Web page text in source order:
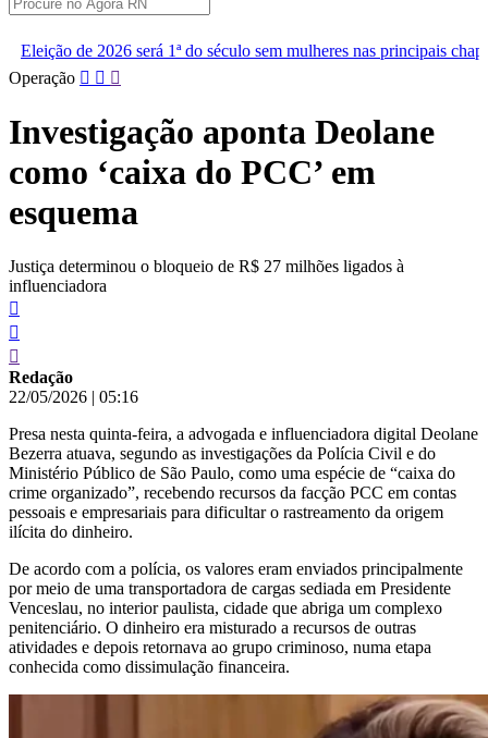
do século sem mulheres nas principais chapas
Renan diz que
Pular
para
conteúdo
Operação
Investigação aponta Deolane
como ‘caixa do PCC’ em
esquema
Justiça determinou o bloqueio de R$ 27 milhões ligados à
influenciadora
Redação
22/05/2026 | 05:16
Presa nesta quinta-feira, a advogada e influenciadora digital Deolane
Bezerra atuava, segundo as investigações da Polícia Civil e do
Ministério Público de São Paulo, como uma espécie de “caixa do
crime organizado”, recebendo recursos da facção PCC em contas
pessoais e empresariais para dificultar o rastreamento da origem
ilícita do dinheiro.
De acordo com a polícia, os valores eram enviados principalmente
por meio de uma transportadora de cargas sediada em Presidente
Venceslau, no interior paulista, cidade que abriga um complexo
penitenciário. O dinheiro era misturado a recursos de outras
atividades e depois retornava ao grupo criminoso, numa etapa
conhecida como dissimulação financeira.